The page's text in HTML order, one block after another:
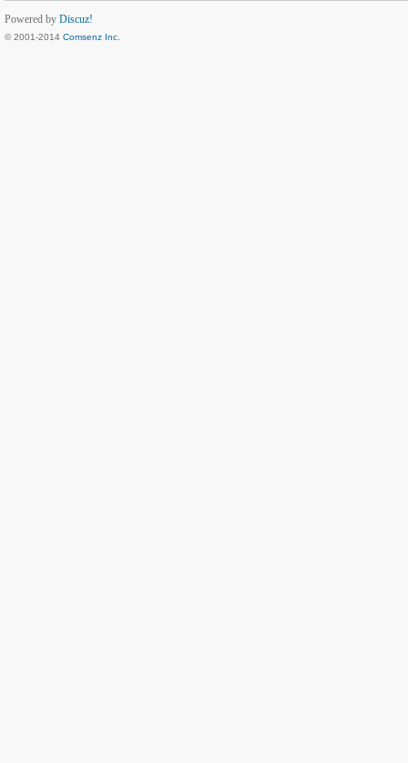
Powered by Discuz!
© 2001-2014 Comsenz Inc.